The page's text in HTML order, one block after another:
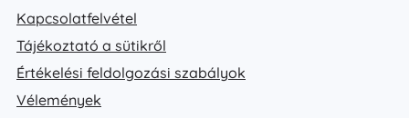
Kapcsolatfelvétel
Tájékoztató a sütikről
Értékelési feldolgozási szabályok
Vélemények